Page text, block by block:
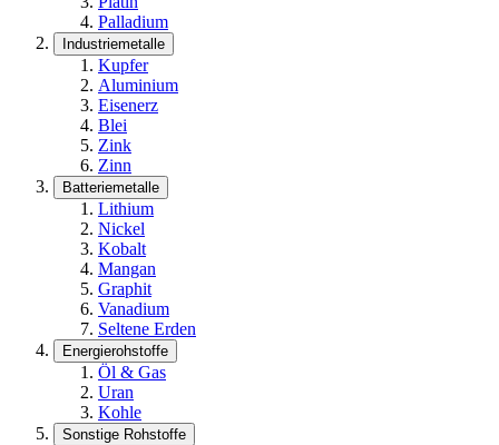
Palladium
Industriemetalle
Kupfer
Aluminium
Eisenerz
Blei
Zink
Zinn
Batteriemetalle
Lithium
Nickel
Kobalt
Mangan
Graphit
Vanadium
Seltene Erden
Energierohstoffe
Öl & Gas
Uran
Kohle
Sonstige Rohstoffe